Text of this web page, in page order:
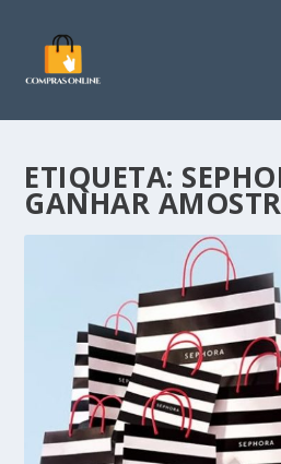
ETIQUETA:
GANHAR